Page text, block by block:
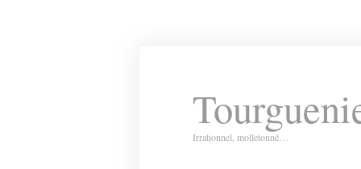
Irrationnel, molletonné…